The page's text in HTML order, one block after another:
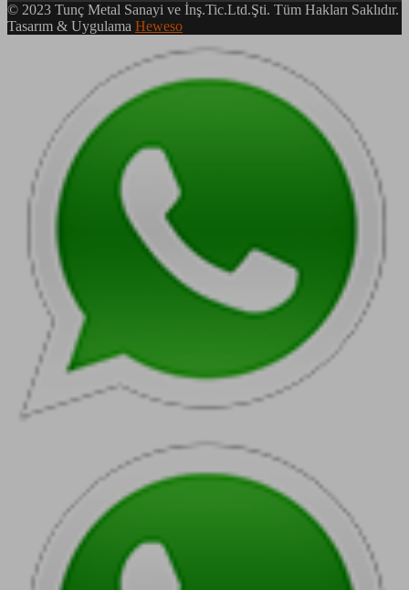
© 2023 Tunç Metal Sanayi ve İnş.Tic.Ltd.Şti. Tüm Hakları Saklıdır.
Tasarım & Uygulama Heweso